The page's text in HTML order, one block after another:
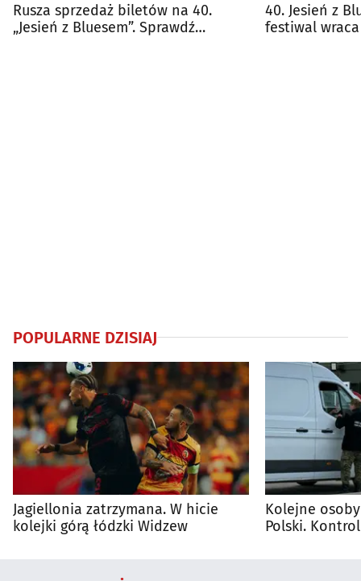
Rusza sprzedaż biletów na 40.
„Jesień z Bluesem”. Sprawdź
40. Jesień z
festiwal
POPULARNE DZISIAJ
Jagiellonia zatrzymana. W hicie
kolejki górą łódzki Widzew
Kolejne
Polski.